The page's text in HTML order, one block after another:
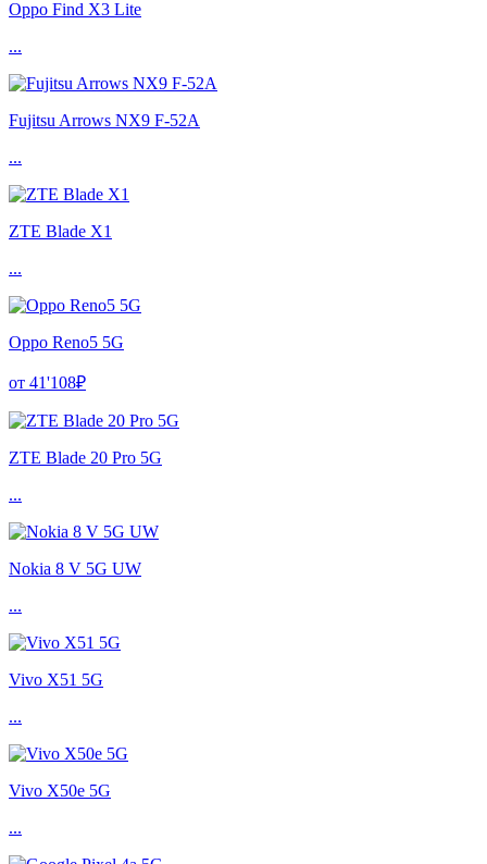
Oppo Find X3 Lite
...
Fujitsu Arrows NX9 F-52A
...
ZTE Blade X1
...
Oppo Reno5 5G
от 41'108₽
ZTE Blade 20 Pro 5G
...
Nokia 8 V 5G UW
...
Vivo X51 5G
...
Vivo X50e 5G
...